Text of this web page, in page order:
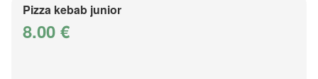
Pizza kebab junior
8.00 €